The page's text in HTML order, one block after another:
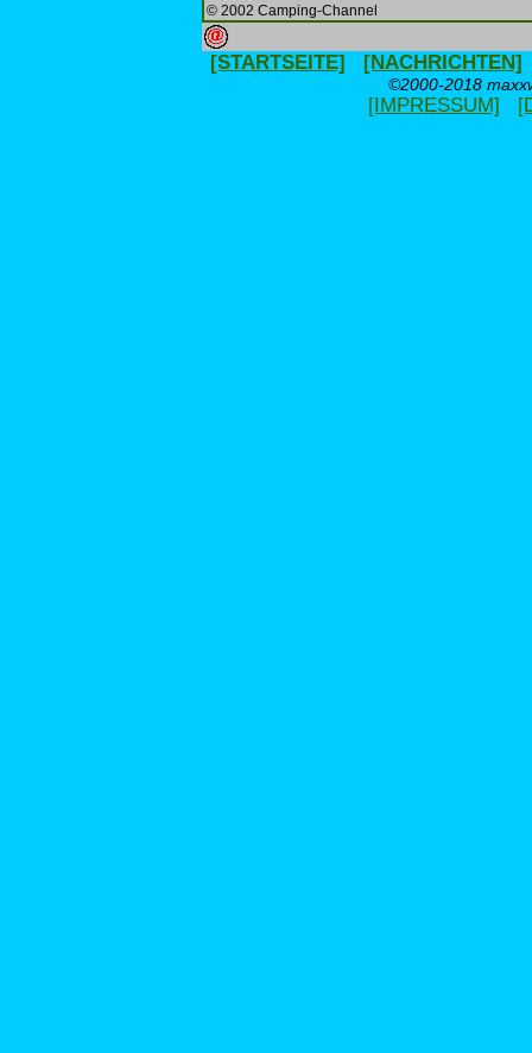
© 2002 Camping-Channel
[STARTSEITE] [NACHRICHTEN]
©2000-2018
[IMPRESSUM]